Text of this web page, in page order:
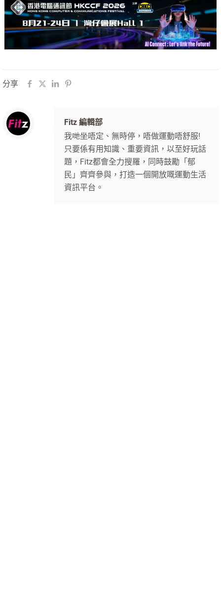
分享
Fitz 編輯部
我哋坐唔定、無時停，唔做運動唔舒服!
只要係有用知識、重要資訊，以至好玩話
題，Fitz都會全力搜羅，同時鼓勵「郁
民」齊齊參與，打造一個開放嘅運動生活
資訊平台。